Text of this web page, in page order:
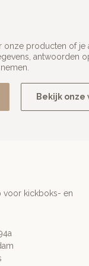
onze producten of je
antwoorden
Bekijk onze
voor kickboks- en